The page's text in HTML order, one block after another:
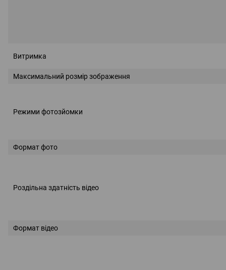
Витримка
Максимальний розмір зображення
Режими фотозйомки
Формат фото
Роздільна здатність відео
Формат відео